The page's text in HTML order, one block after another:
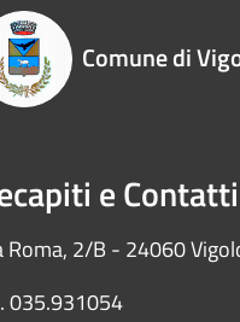
Comune di
e Contatti
Roma, 2/B - 24060
035.931054